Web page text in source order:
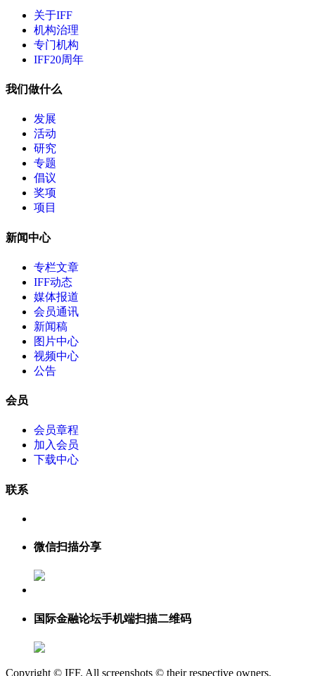
关于IFF
机构治理
专门机构
IFF20周年
我们做什么
发展
活动
研究
专题
倡议
奖项
项目
新闻中心
专栏文章
IFF动态
媒体报道
会员通讯
新闻稿
图片中心
视频中心
公告
会员
会员章程
加入会员
下载中心
联系
微信扫描分享
国际金融论坛手机端扫描二维码
Copyright © IFF. All screenshots © their respective owners.